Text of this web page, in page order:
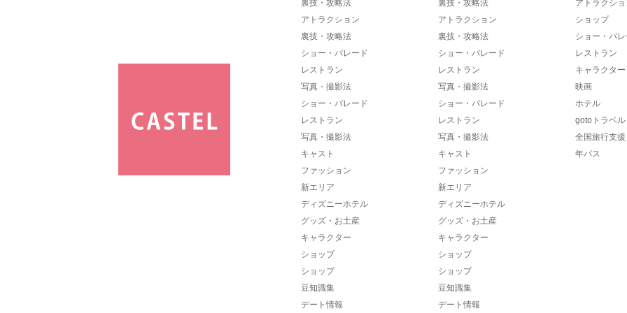
裏技・攻略法
アトラクション
裏技・攻略法
ショー・パレード
レストラン
写真・撮影法
ショー・パレード
レストラン
写真・撮影法
キャスト
ファッション
新エリア
ディズニーホテル
グッズ・お土産
キャラクター
ショップ
ショップ
豆知識集
デート情報
裏技・攻略法
アトラクション
裏技・攻略法
ショー・パレード
レストラン
写真・撮影法
ショー・パレード
レストラン
写真・撮影法
キャスト
ファッション
新エリア
ディズニーホテル
グッズ・お土産
キャラクター
ショップ
ショップ
豆知識集
デート情報
アトラクシ
ショップ
ショー・パ
レストラン
キャラクター
映画
ホテル
gotoトラベル
全国旅行支援
年パス